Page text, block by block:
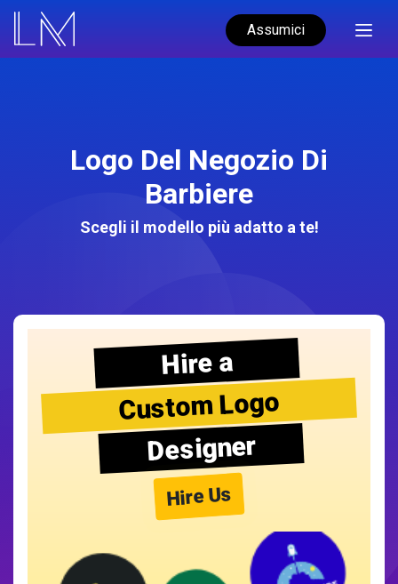
Assumici
Logo Del Negozio Di
Barbiere
Scegli il modello più adatto a te!
Hire a
Custom Logo
Designer
Hire Us